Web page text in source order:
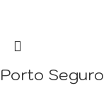
Porto Seguro